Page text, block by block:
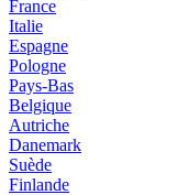
France
Italie
Espagne
Pologne
Pays-Bas
Belgique
Autriche
Danemark
Suède
Finlande